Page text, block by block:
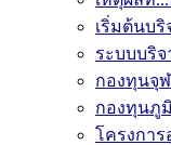
เริ่มต้นบริ
ระบบบริ
กองทุนจุ
กองทุนภู
โครงกา